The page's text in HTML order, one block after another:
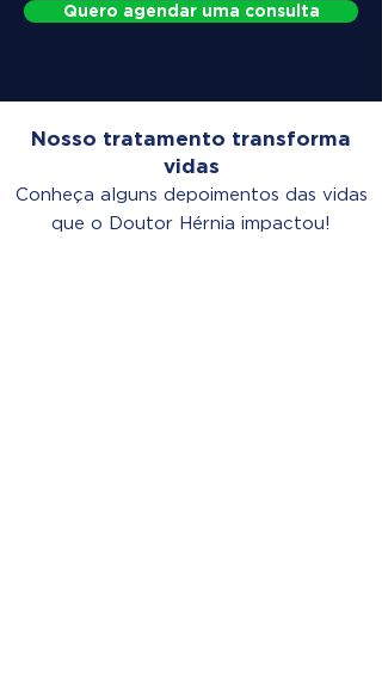
Quero agendar uma consulta
Nosso tratamento transforma
vidas
Conheça alguns depoimentos das vidas
que o Doutor Hérnia impactou!